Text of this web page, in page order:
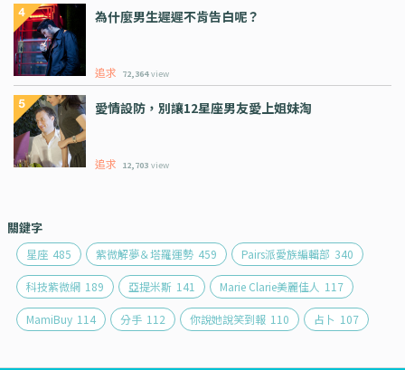
為什麼男生遲遲不肯告白呢？
追求 72,364 view
愛情設防，別讓12星座男友愛上姐妹淘
追求 12,703 view
關鍵字
星座 485 紫微解夢＆塔羅運勢 459 Pairs派愛族編輯部 340
科技紫微網 189 亞提米斯 141 Marie Clarie美麗佳人 117
MamiBuy 114 分手 112 你說她說笑到報 110 占卜 107